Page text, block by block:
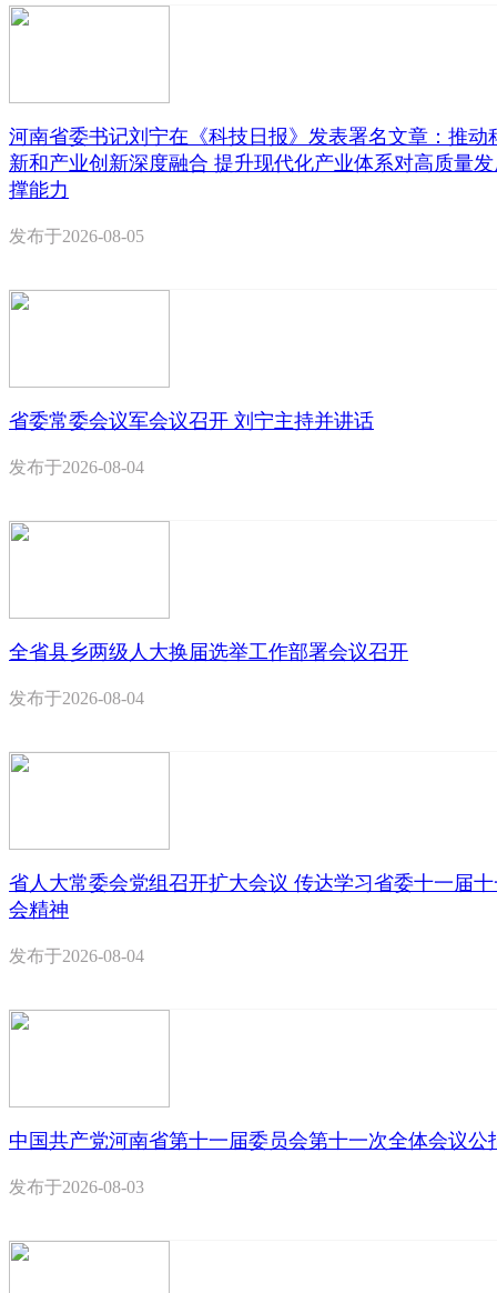
河南省委书记刘宁在《科技日报》发表署名文章：推动
新和产业创新深度融合 提升现代化产业体系对高质量
撑能力
发布于2026-08-05
省委常委会议军会议召开 刘宁主持并讲话
发布于2026-08-04
全省县乡两级人大换届选举工作部署会议召开
发布于2026-08-04
省人大常委会党组召开扩大会议 传达学习省委十一届
会精神
发布于2026-08-04
中国共产党河南省第十一届委员会第十一次全体会议公
发布于2026-08-03